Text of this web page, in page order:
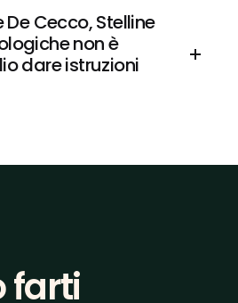
Cecco, Stelline
non è
dare istruzioni
farti